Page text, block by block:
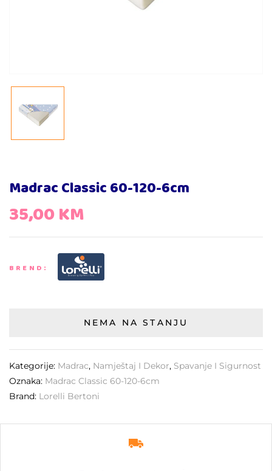
Madrac Classic 60-120-6cm
35,00KM
BREND:
NEMA NA STANJU
Kategorije: Madrac, Namještaj I Dekor, Spavanje I Sigurnost
Oznaka: Madrac Classic 60-120-6cm
Brand: Lorelli Bertoni